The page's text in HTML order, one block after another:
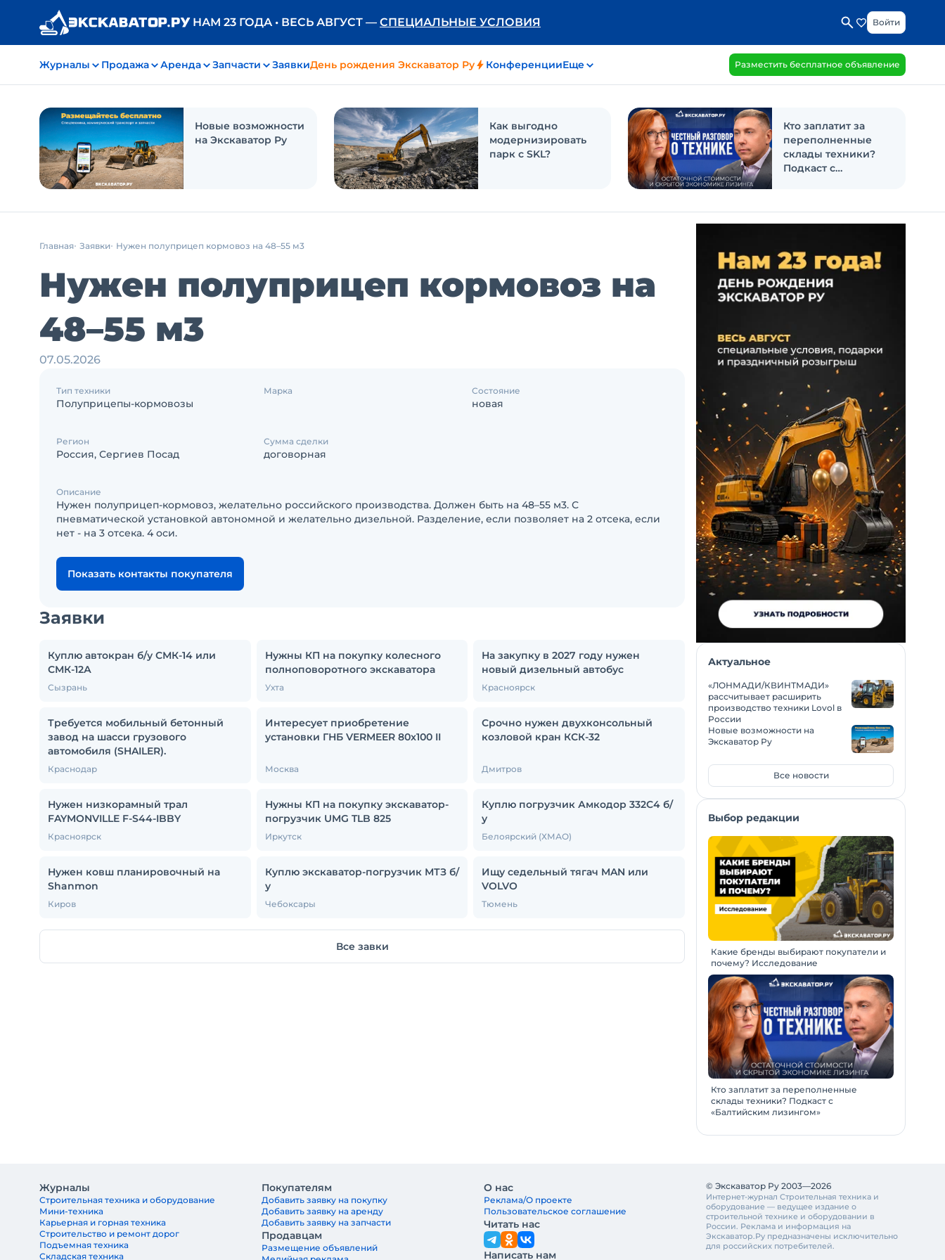
НАМ 23 ГОДА • ВЕСЬ АВГУСТ — СПЕЦИАЛЬНЫЕ УСЛОВИЯ Войти
Журналы Продажа Аренда Запчасти ЗаявкиДень рождения Экскаватор Ру КонференцииЕще Разместить бесплатное объявление
Новые возможности
на Экскаватор Ру
Как выгодно
модернизировать
парк с SKL?
Кто заплатит за
переполненные
склады техники?
Подкаст с
Главная Заявки Нужен полуприцеп кормовоз на 48–55 м3
Нужен полуприцеп кормовоз на
48–55 м3
07.05.2026
Тип техники
Полуприцепы-кормовозы
Марка Состояние
новая
Регион
Россия, Сергиев Посад
Сумма сделки
договорная
Описание
Нужен полуприцеп-кормовоз, желательно российского производства. Должен быть на 48–55 м3. С
пневматической установкой автономной и желательно дизельной. Разделение, если позволяет на 2 отсека, если
нет - на 3 отсека. 4 оси.
Показать контакты покупателя
Заявки
Куплю автокран б/у СМК-14 или
СМК-12А
Сызрань
Нужны КП на покупку колесного
полноповоротного экскаватора
Ухта
На закупку в 2027 году нужен
новый дизельный автобус
Красноярск
Требуется мобильный бетонный
завод на шасси грузового
автомобиля (SHAILER).
Краснодар
Интересует приобретение
установки ГНБ VERMEER 80x100 II
Москва
Срочно нужен двухконсольный
козловой кран КСК-32
Дмитров
Нужен низкорамный трал
FAYMONVILLE F-S44-IBBY
Красноярск
Нужны КП на покупку экскаватор-
погрузчик UMG TLB 825
Иркутск
Куплю погрузчик Амкодор 332С4 б/
у
Белоярский (ХМАО)
Нужен ковш планировочный на
Shanmon
Киров
Куплю экскаватор-погрузчик МТЗ б/
у
Чебоксары
Ищу седельный тягач MAN или
VOLVO
Тюмень
Все завки
Актуальное
«ЛОНМАДИ/КВИНТМАДИ»
рассчитывает расширить
производство техники Lovol в
России
Новые возможности на
Экскаватор Ру
Все новости
Выбор редакции
Какие бренды выбирают покупатели и
почему? Исследование
Кто заплатит за переполненные
склады техники? Подкаст с
«Балтийским лизингом»
Журналы
Строительная техника и оборудование
Мини-техника
Карьерная и горная техника
Строительство и ремонт дорог
Подъемная техника
Складская техника
Покупателям
Добавить заявку на покупку
Добавить заявку на аренду
Добавить заявку на запчасти
Продавцам
Размещение объявлений
О нас
Реклама/О проекте
Пользовательское соглашение
Читать нас
Написать нам
© Экскаватор Ру 2003—2026
Интернет-журнал Строительная техника и
оборудование — ведущее издание о
строительной технике и оборудовании в
России. Реклама и информация на
Экскаватор.Ру предназначены исключительно
для российских потребителей.